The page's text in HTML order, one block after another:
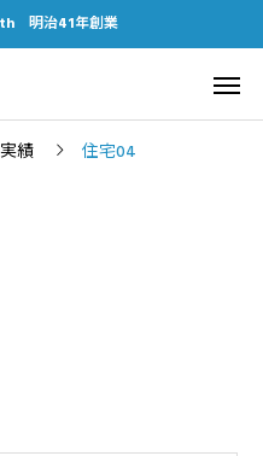
th 明治41年創業
績 住宅04